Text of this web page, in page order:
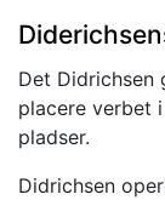
Det Didrichsen
placere verbet
pladser.
Didrichsen